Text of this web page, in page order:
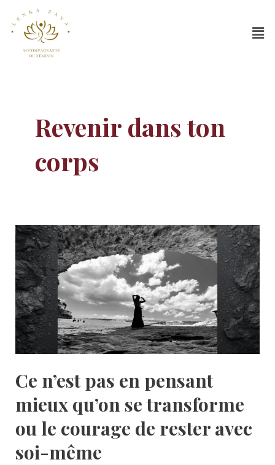
contenu
Revenir dans ton
corps
Ce n’est pas en pensant
mieux qu’on se transforme
ou le courage de rester avec
soi-même
Ce
n’est
pas
en
pensant
mieux
qu’on
se
ou
courage
de
rester